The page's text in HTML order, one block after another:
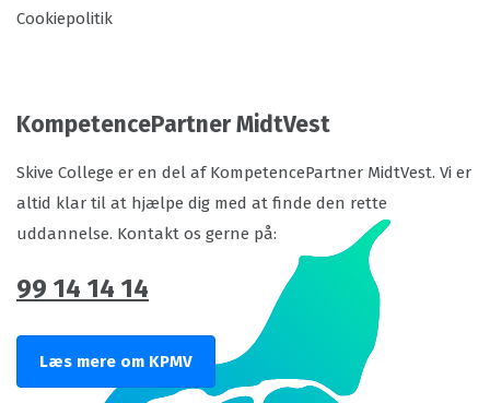
Cookiepolitik
KompetencePartner MidtVest
Skive College er en del af KompetencePartner MidtVest. Vi er
altid klar til at hjælpe dig med at finde den rette
uddannelse. Kontakt os gerne på:
99 14 14 14
Læs mere om KPMV